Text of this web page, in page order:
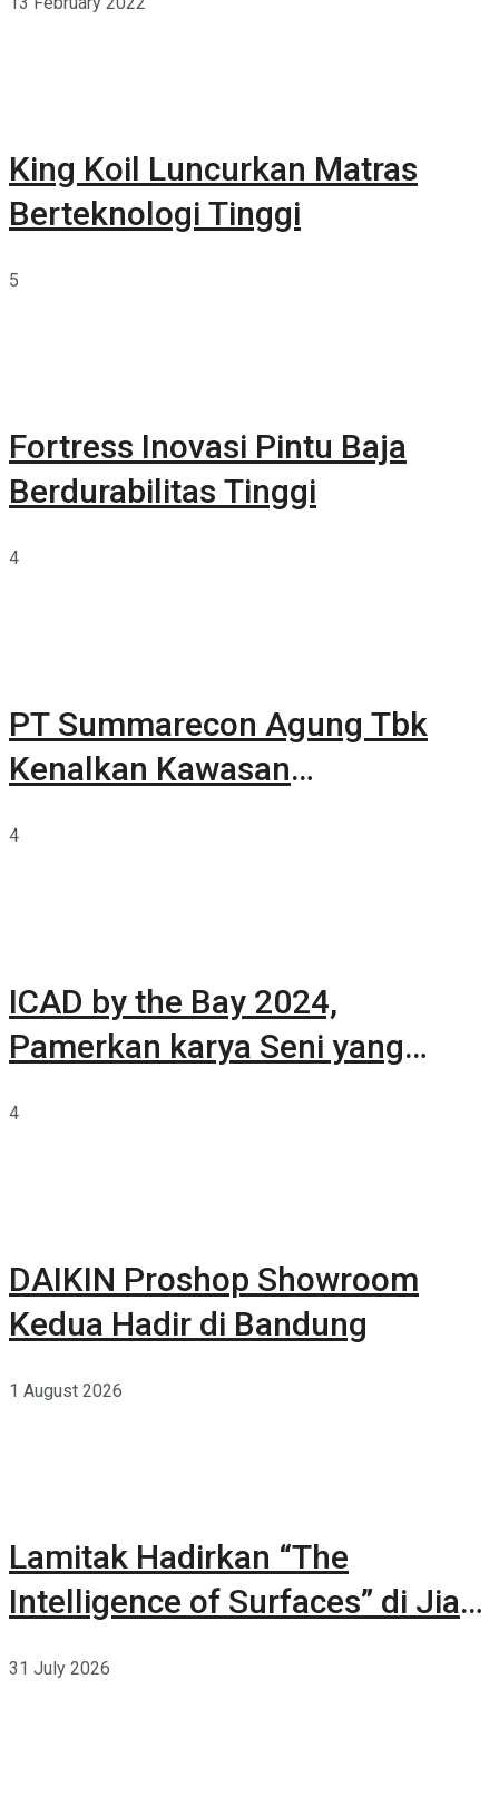
King Koil Luncurkan Matras
Berteknologi Tinggi
5
Fortress Inovasi Pintu Baja
Berdurabilitas Tinggi
4
PT Summarecon Agung Tbk
Kenalkan Kawasan
4
ICAD by the Bay 2024,
Pamerkan karya Seni yang
4
DAIKIN Proshop Showroom
Kedua Hadir di Bandung
1 August 2026
Lamitak Hadirkan “The
Intelligence of Surfaces” di Jia
31 July 2026